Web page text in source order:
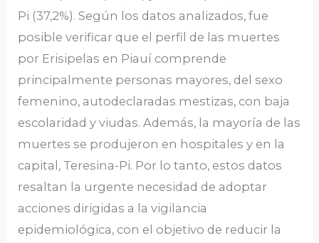
Pi (37,2%). Según los datos analizados, fue
posible verificar que el perfil de las muertes
por Erisipelas en Piauí comprende
principalmente personas mayores, del sexo
femenino, autodeclaradas mestizas, con baja
escolaridad y viudas. Además, la mayoría de las
muertes se produjeron en hospitales y en la
capital, Teresina-Pi. Por lo tanto, estos datos
resaltan la urgente necesidad de adoptar
acciones dirigidas a la vigilancia
epidemiológica, con el objetivo de reducir la